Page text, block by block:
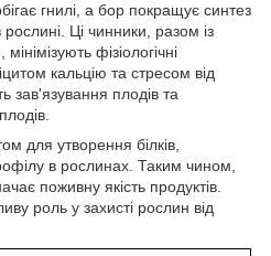
гнилі, а бор покращує синтез
Ці чинники, разом із
фізіологічні
кальцію та стресом від
зав'язування плодів та
для утворення білків,
в рослинах. Таким чином,
поживну якість продуктів.
роль у захисті рослин від